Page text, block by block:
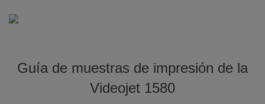
Guía de muestras de impresión de la
Videojet 1580